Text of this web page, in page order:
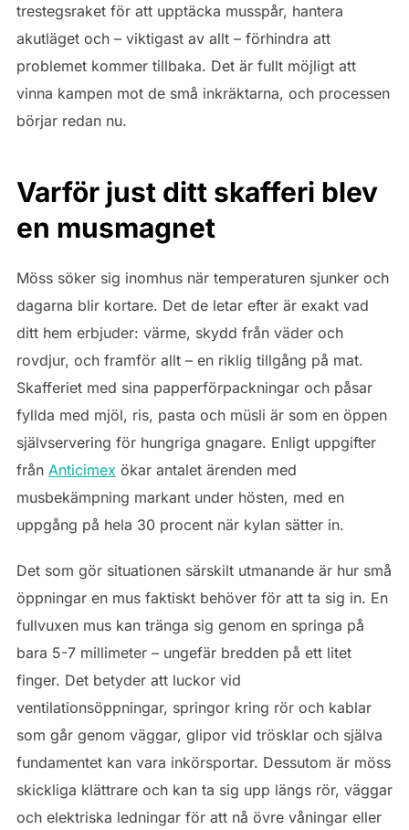
trestegsraket för att upptäcka musspår, hantera
akutläget och – viktigast av allt – förhindra att
problemet kommer tillbaka. Det är fullt möjligt att
vinna kampen mot de små inkräktarna, och processen
börjar redan nu.
Varför just ditt skafferi blev
en musmagnet
Möss söker sig inomhus när temperaturen sjunker och
dagarna blir kortare. Det de letar efter är exakt vad
ditt hem erbjuder: värme, skydd från väder och
rovdjur, och framför allt – en riklig tillgång på mat.
Skafferiet med sina papperförpackningar och påsar
fyllda med mjöl, ris, pasta och müsli är som en öppen
självservering för hungriga gnagare. Enligt uppgifter
från Anticimex ökar antalet ärenden med
musbekämpning markant under hösten, med en
uppgång på hela 30 procent när kylan sätter in.
Det som gör situationen särskilt utmanande är hur små
öppningar en mus faktiskt behöver för att ta sig in. En
fullvuxen mus kan tränga sig genom en springa på
bara 5-7 millimeter – ungefär bredden på ett litet
finger. Det betyder att luckor vid
ventilationsöppningar, springor kring rör och kablar
som går genom väggar, glipor vid trösklar och själva
fundamentet kan vara inkörsportar. Dessutom är möss
skickliga klättrare och kan ta sig upp längs rör, väggar
och elektriska ledningar för att nå övre våningar eller